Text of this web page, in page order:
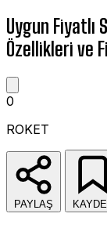
Uygun Fiyatlı
Özellikleri ve
0
ROKET
PAYLAŞ